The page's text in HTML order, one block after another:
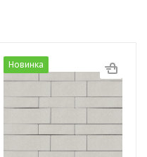
Новинка